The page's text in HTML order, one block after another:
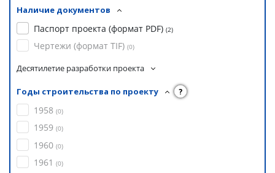
Наличие документов
Паспорт проекта (формат PDF) (2)
Чертежи (формат TIF) (0)
Десятилетие разработки проекта
Годы строительства по проекту ?
1958 (0)
1959 (0)
1960 (0)
1961 (0)